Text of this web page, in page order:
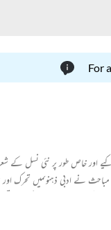
For
گہرے اثرات مرتب کیے اور خاص طور پر
مباحث نے ادبی ذہنوںمیں تحرک
ندیم قاسمی کے بعد منصورہ